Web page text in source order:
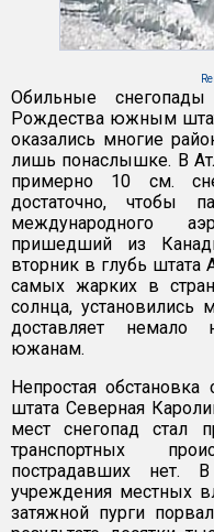
Обильные снегопады
Рождества южным
оказались многие
лишь понаслышке. В
примерно 10 см.
достаточно, чтобы
международного
пришедший из
вторник в глубь штата
самых жарких в
солнца, установились
доставляет немало
южанам.
Непростая
штата Северная
мест снегопад стал
транспортных
пострадавших нет.
учреждения местных
затяжной пурги